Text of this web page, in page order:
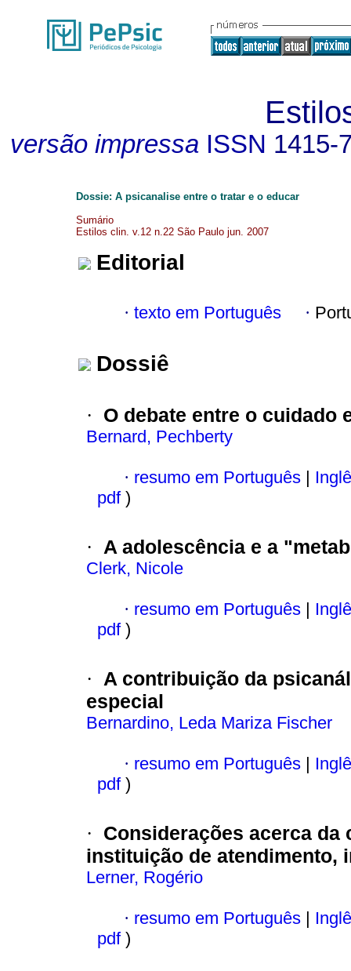
versão impressa ISSN 1415-
Dossie: A psicanalise entre o tratar e o educar
Sumário
Estilos clin. v.12 n.22 São Paulo jun. 2007
Editorial
· texto em Português ·
Dossiê
· O debate entre o cuidado
Bernard, Pechberty
· resumo em Português
pdf )
· A adolescência e a
Clerk, Nicole
· resumo em Português
pdf )
·
A contribuição da
especial
Bernardino, Leda Mariza Fischer
· resumo em Português
pdf )
·
Considerações acerca
instituição de atendimento,
Lerner, Rogério
· resumo em Português
pdf )